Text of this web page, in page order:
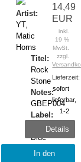
Artist:
YT,
Matic
Horns
Titel:
Rock
Stone
Notes:
GBEP004
Label:
Gaffa
Blue
Release:
14,49
EUR
inkl.
19 %
MwSt.
zzgl.
Lieferzeit:
sofort
lieferbar,
1-2
Tage
Details
In den